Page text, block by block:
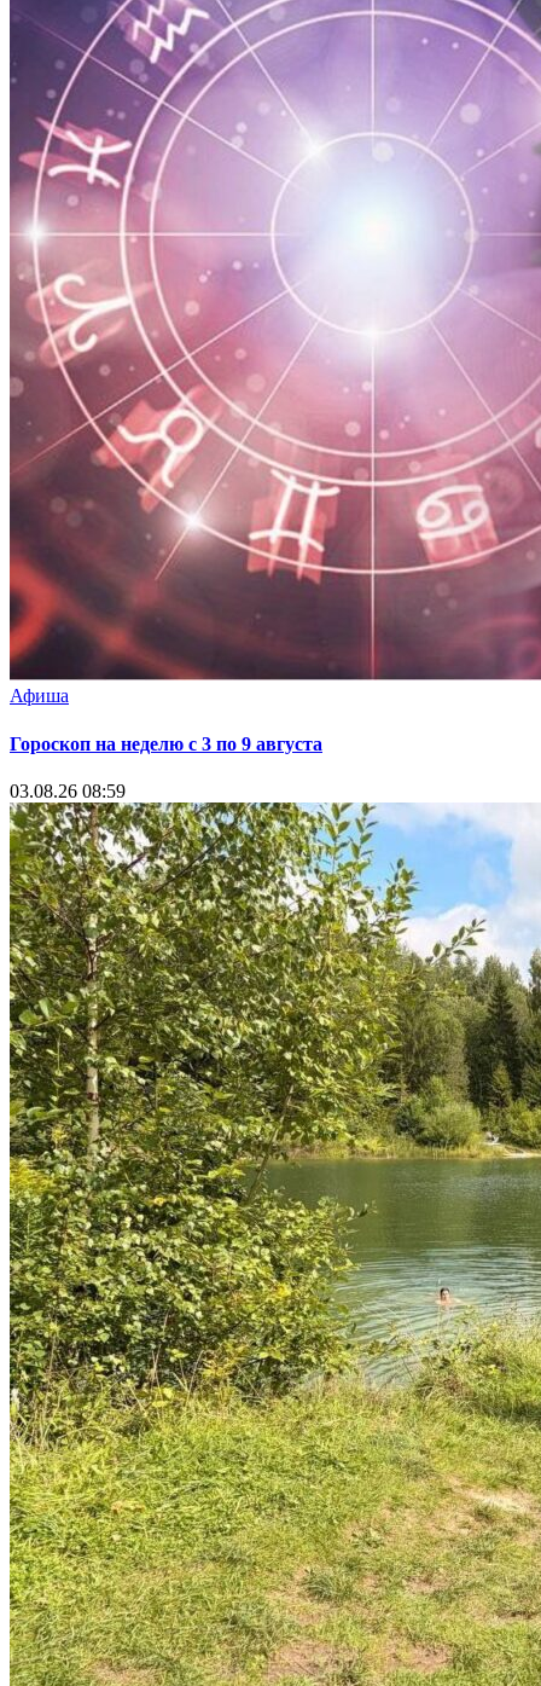
Афиша
Гороскоп на неделю с 3 по 9 августа
03.08.26 08:59